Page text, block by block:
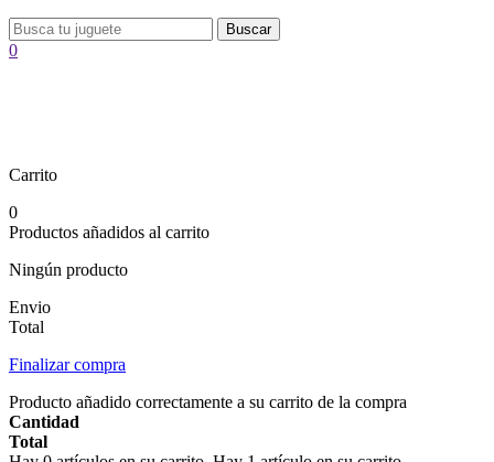
Buscar
0
Carrito
0
Productos añadidos al carrito
Ningún producto
Envio
Total
Finalizar compra
Producto añadido correctamente a su carrito de la compra
Cantidad
Total